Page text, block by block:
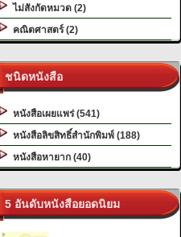
ไม่สังกัดหมวด (2)
คณิตศาสตร์ (2)
ชนิดหนังสือ
หนังสือเผยแพร่ (541)
หนังสือลิขสิทธิ์สำนักพิมพ์ (188)
หนังสือหายาก (40)
5 อันดับหนังสือยอดนิยม